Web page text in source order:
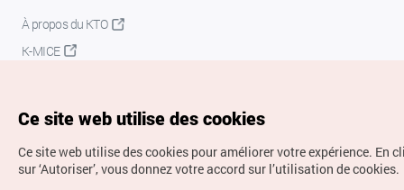
À propos du KTO
K-MICE
Ce site web utilise des cookies
Ce site web utilise des cookies pour améliorer votre expérience. En
sur ‘Autoriser’, vous donnez votre accord sur l’utilisation de cookies.